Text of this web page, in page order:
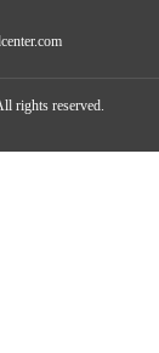
rights reserved.